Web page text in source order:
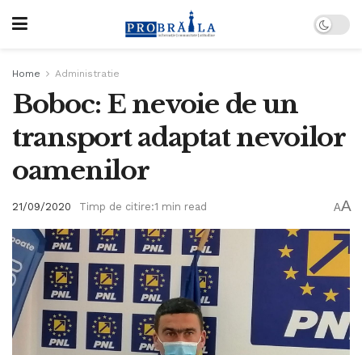
Home Administratie
Boboc: E nevoie de un
transport adaptat nevoilor
oamenilor
21/09/2020 Timp de citire:1 min read AA